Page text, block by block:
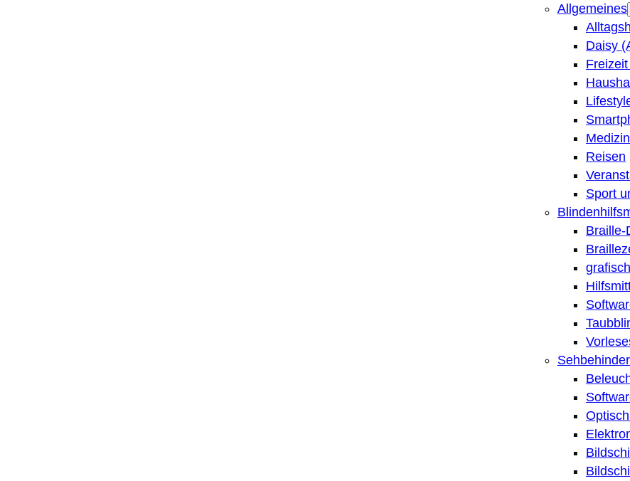
Allgemeines
Daisy
Reisen
Sport
Braille-